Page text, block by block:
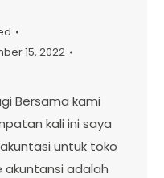
15, 2022
Bersama kami
kali ini saya
untuk toko
adalah